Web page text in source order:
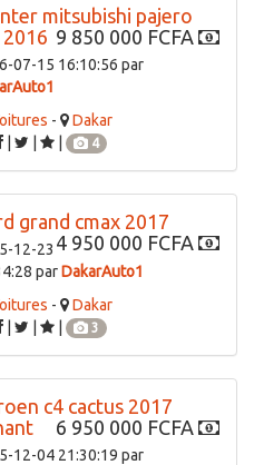
mitsubishi pajero
2016 9 850 000 FCFA
07-15 16:10:56 par
-
Dakar
4
grand cmax 2017
4 950 000 FCFA
12-23
parDakarAuto1
-
Dakar
3
c4 cactus 2017
6 950 000 FCFA
12-04 21:30:19 par